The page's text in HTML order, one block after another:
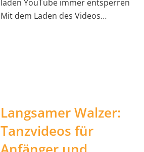
laden YouTube immer entsperren
Mit dem Laden des Videos…
Langsamer Walzer:
Tanzvideos für